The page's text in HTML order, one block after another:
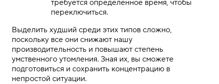
требуется определенное время, чтобы
переключиться.
Выделить худший среди этих типов сложно,
поскольку все они снижают нашу
производительность и повышают степень
умственного утомления. Зная их, вы сможете
подготовиться и сохранить концентрацию в
непростой ситуации.